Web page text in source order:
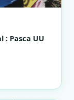
: Pasca UU